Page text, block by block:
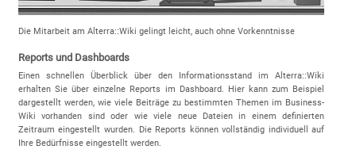
Die Mitarbeit am Alterra::Wiki gelingt leicht, auch ohne Vorkenntnisse
Reports und Dashboards
Einen schnellen Überblick über den Informationsstand im Alterra::Wiki
erhalten Sie über einzelne Reports im Dashboard. Hier kann zum Beispiel
dargestellt werden, wie viele Beiträge zu bestimmten Themen im Business-
Wiki vorhanden sind oder wie viele neue Dateien in einem definierten
Zeitraum eingestellt wurden. Die Reports können vollständig individuell auf
Ihre Bedürfnisse eingestellt werden.